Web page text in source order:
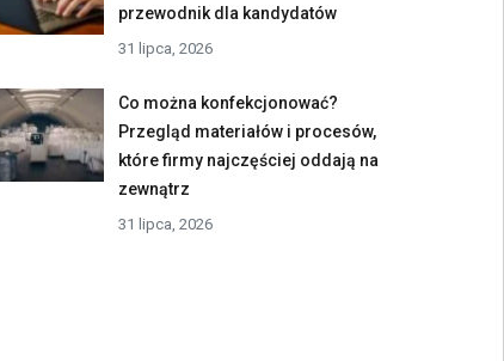
przewodnik dla kandydatów
31 lipca, 2026
Co można konfekcjonować?
Przegląd materiałów i procesów,
które firmy najczęściej oddają na
zewnątrz
31 lipca, 2026